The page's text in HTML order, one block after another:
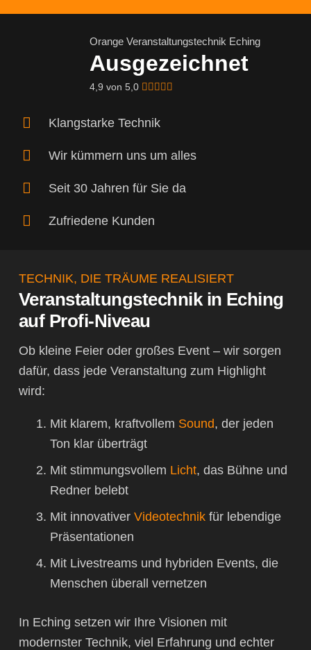
Orange Veranstaltungstechnik Eching
Ausgezeichnet
4,9 von 5,0
Klangstarke Technik
Wir kümmern uns um alles
Seit 30 Jahren für Sie da
Zufriedene Kunden
TECHNIK, DIE TRÄUME REALISIERT
Veranstaltungstechnik in Eching
auf Profi-Niveau
Ob kleine Feier oder großes Event – wir sorgen
dafür, dass jede Veranstaltung zum Highlight
wird:
Mit klarem, kraftvollem Sound, der jeden
Ton klar überträgt
Mit stimmungsvollem Licht, das Bühne und
Redner belebt
Mit innovativer Videotechnik für lebendige
Präsentationen
Mit Livestreams und hybriden Events, die
Menschen überall vernetzen
In Eching setzen wir Ihre Visionen mit
modernster Technik, viel Erfahrung und echter